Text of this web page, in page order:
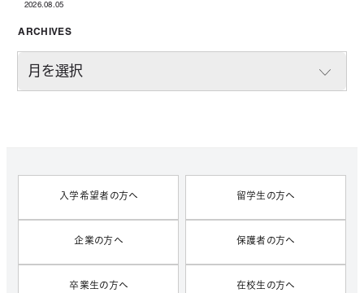
2026.08.05
ARCHIVES
入学希望者の方へ 留学生の方へ
企業の方へ 保護者の方へ
卒業生の方へ 在校生の方へ